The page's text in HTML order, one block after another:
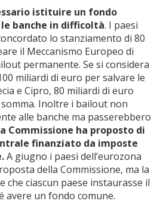
istituire un fondo
banche in difficoltà. I paesi
lo stanziamento di 80
il Meccanismo Europeo di
permanente. Se si considera
miliardi di euro per salvare le
e Cipro, 80 miliardi di euro
Inoltre i bailout non
alle banche ma passerebbero
Commissione ha proposto di
finanziato da imposte
A giugno i paesi dell’eurozona
della Commissione, ma la
che ciascun paese instaurasse il
avere un fondo comune.